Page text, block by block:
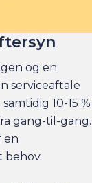
og en
serviceaftale
10-15 %
gang-til-gang.
en
behov.